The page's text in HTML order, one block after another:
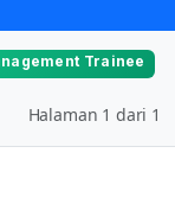
Trainee
Halaman 1 dari 1